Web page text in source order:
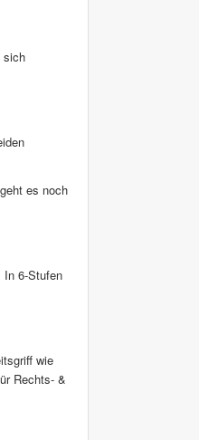
sich
es noch
In 6-Stufen
wie
Rechts- &